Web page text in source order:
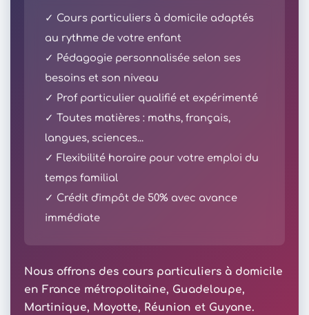
✓ Cours particuliers à domicile adaptés
au rythme de votre enfant
✓ Pédagogie personnalisée selon ses
besoins et son niveau
✓ Prof particulier qualifié et expérimenté
✓ Toutes matières : maths, français,
langues, sciences...
✓ Flexibilité horaire pour votre emploi du
temps familial
✓ Crédit d'impôt de 50% avec avance
immédiate
Nous offrons des cours particuliers à domicile
en France métropolitaine, Guadeloupe,
Martinique, Mayotte, Réunion et Guyane.